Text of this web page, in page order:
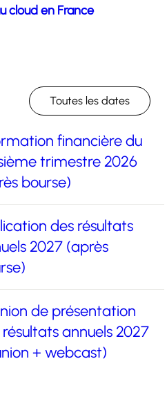
cloud en France
Toutes les dates
financière du
trimestre 2026
bourse)
des résultats
2027 (après
de présentation
annuels 2027
+ webcast)